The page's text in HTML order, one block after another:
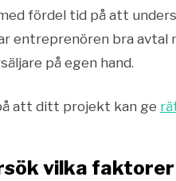
fördel tid på att
entreprenören bra
på egen hand.
att ditt projekt kan ge
vilka